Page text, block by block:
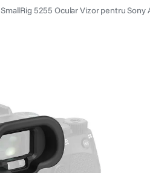
SmallRig 5255 Ocular Vizor pentru Sony